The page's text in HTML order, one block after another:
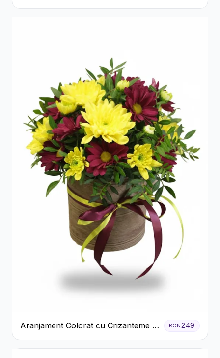
Trandafiri și Crizanteme Albe
Aranjament Colorat cu Crizanteme în
Cutie Rustică
RON249